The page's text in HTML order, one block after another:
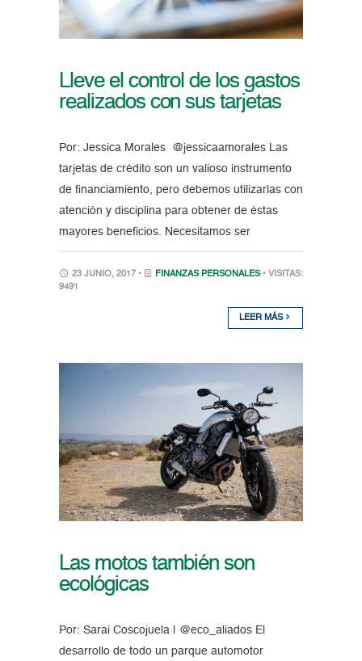
Lleve el control de los gastos
realizados con sus tarjetas
Por: Jessica Morales @jessicaamorales Las
tarjetas de crédito son un valioso instrumento
de financiamiento, pero debemos utilizarlas con
atención y disciplina para obtener de éstas
mayores beneficios. Necesitamos ser
23 JUNIO, 2017 • FINANZAS PERSONALES • VISITAS:
9491
LEER MÁS
Las motos también son
ecológicas
Por: Sarai Coscojuela | @eco_aliados El
desarrollo de todo un parque automotor